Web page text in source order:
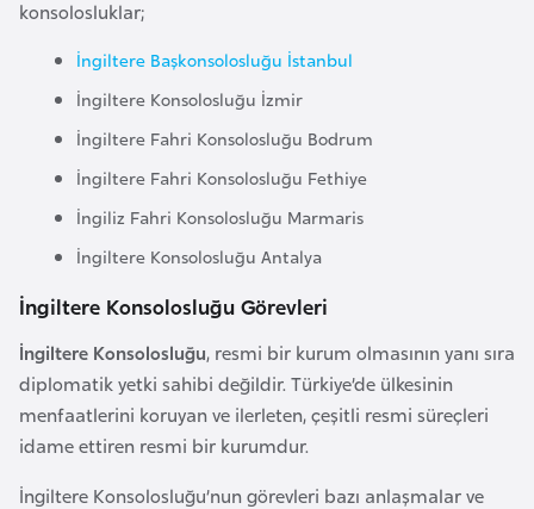
l
r
i
konsolosluklar;
İngiltere Başkonsolosluğu İstanbul
İngiltere Konsolosluğu İzmir
İngiltere Fahri Konsolosluğu Bodrum
İngiltere Fahri Konsolosluğu Fethiye
İngiliz Fahri Konsolosluğu Marmaris
İngiltere Konsolosluğu Antalya
İngiltere Konsolosluğu Görevleri
İngiltere Konsolosluğu, resmi bir kurum olmasının yanı sıra
diplomatik yetki sahibi değildir. Türkiye’de ülkesinin
menfaatlerini koruyan ve ilerleten, çeşitli resmi süreçleri
idame ettiren resmi bir kurumdur.
İngiltere Konsolosluğu’nun görevleri bazı anlaşmalar ve
n
B
a
h
r